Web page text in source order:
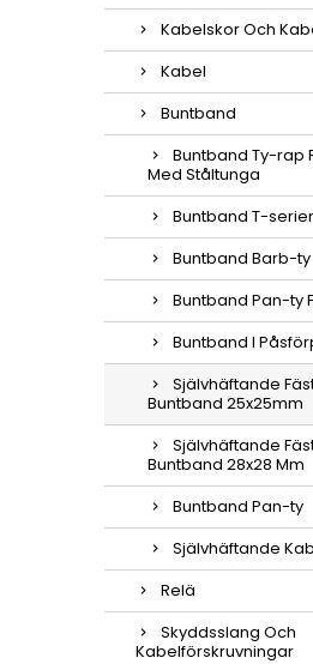
Kabelskor Och
Kabel
Buntband
Buntband Ty-rap
Med Ståltunga
Buntband T-
Buntband Barb-ty
Buntband Pan-ty
Buntband I
Självhäftande
Buntband 25x25mm
Självhäftande
Buntband 28x28 Mm
Buntband Pan-ty
Självhäftande
Relä
Skyddsslang Och
Kabelförskruvningar